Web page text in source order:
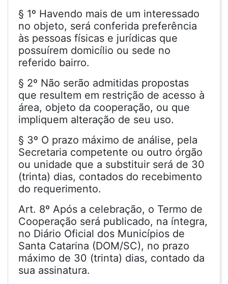
§ 1º Havendo mais de um interessado
no objeto, será conferida preferência
às pessoas físicas e jurídicas que
possuírem domicílio ou sede no
referido bairro.
§ 2º Não serão admitidas propostas
que resultem em restrição de acesso à
área, objeto da cooperação, ou que
impliquem alteração de seu uso.
§ 3º O prazo máximo de análise, pela
Secretaria competente ou outro órgão
ou unidade que a substituir será de 30
(trinta) dias, contados do recebimento
do requerimento.
Art. 8º Após a celebração, o Termo de
Cooperação será publicado, na íntegra,
no Diário Oficial dos Municípios de
Santa Catarina (DOM/SC), no prazo
máximo de 30 (trinta) dias, contado da
sua assinatura.